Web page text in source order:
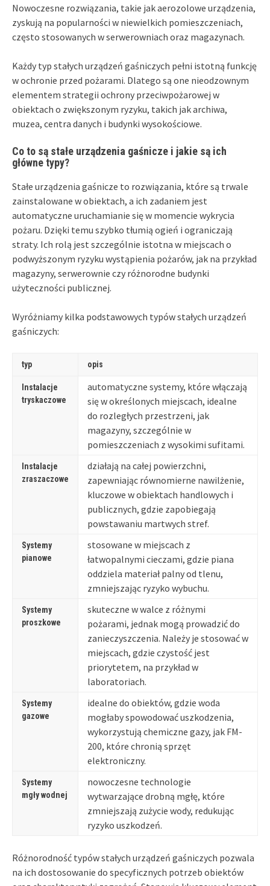
Nowoczesne rozwiązania, takie jak aerozolowe urządzenia,
zyskują na popularności w niewielkich pomieszczeniach,
często stosowanych w serwerowniach oraz magazynach.
Każdy typ stałych urządzeń gaśniczych pełni istotną funkcję
w ochronie przed pożarami. Dlatego są one nieodzownym
elementem strategii ochrony przeciwpożarowej w
obiektach o zwiększonym ryzyku, takich jak archiwa,
muzea, centra danych i budynki wysokościowe.
Co to są stałe urządzenia gaśnicze i jakie są ich
główne typy?
Stałe urządzenia gaśnicze to rozwiązania, które są trwale
zainstalowane w obiektach, a ich zadaniem jest
automatyczne uruchamianie się w momencie wykrycia
pożaru. Dzięki temu szybko tłumią ogień i ograniczają
straty. Ich rolą jest szczególnie istotna w miejscach o
podwyższonym ryzyku wystąpienia pożarów, jak na przykład
magazyny, serwerownie czy różnorodne budynki
użyteczności publicznej.
Wyróżniamy kilka podstawowych typów stałych urządzeń
gaśniczych:
typ opis
Instalacje
tryskaczowe
automatyczne systemy, które włączają
się w określonych miejscach, idealne
do rozległych przestrzeni, jak
magazyny, szczególnie w
pomieszczeniach z wysokimi sufitami.
Instalacje
zraszaczowe
działają na całej powierzchni,
zapewniając równomierne nawilżenie,
kluczowe w obiektach handlowych i
publicznych, gdzie zapobiegają
powstawaniu martwych stref.
Systemy
pianowe
stosowane w miejscach z
łatwopalnymi cieczami, gdzie piana
oddziela materiał palny od tlenu,
zmniejszając ryzyko wybuchu.
Systemy
proszkowe
skuteczne w walce z różnymi
pożarami, jednak mogą prowadzić do
zanieczyszczenia. Należy je stosować w
miejscach, gdzie czystość jest
priorytetem, na przykład w
laboratoriach.
Systemy
gazowe
idealne do obiektów, gdzie woda
mogłaby spowodować uszkodzenia,
wykorzystują chemiczne gazy, jak FM-
200, które chronią sprzęt
elektroniczny.
Systemy
mgły wodnej
nowoczesne technologie
wytwarzające drobną mgłę, które
zmniejszają zużycie wody, redukując
ryzyko uszkodzeń.
Różnorodność typów stałych urządzeń gaśniczych pozwala
na ich dostosowanie do specyficznych potrzeb obiektów